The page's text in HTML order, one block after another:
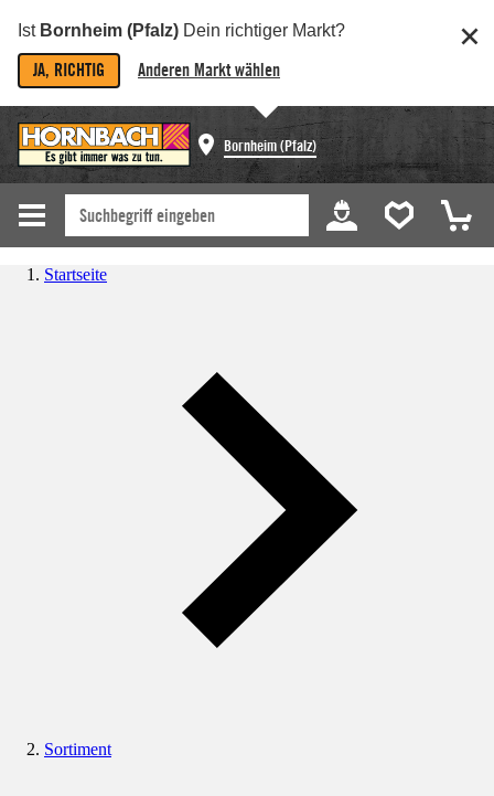
Ist Bornheim (Pfalz) Dein richtiger Markt?
JA, RICHTIG Anderen Markt wählen
Bornheim (Pfalz)
Startseite
Sortiment